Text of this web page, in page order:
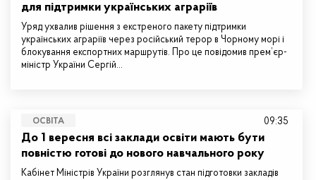
для підтримки українських аграріїв
Уряд ухвалив рішення з екстреного пакету підтримки
українських аграріїв через російський терор в Чорному морі і
блокування експортних маршрутів. Про це повідомив прем’єр-
міністр України Сергій…
ОСВІТА
До 1 вересня всі заклади освіти мають бути
повністю готові до нового навчального року
Кабінет Міністрів України розглянув стан підготовки закладів
09:35